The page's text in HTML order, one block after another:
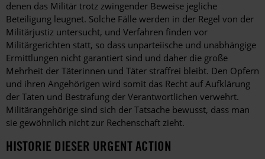
denen das Militär trotz zwingender Beweise jegliche
Beteiligung leugnet. Solche Fälle werden in der Regel von der
Militärjustiz untersucht, und Verfahren finden vor
Militärgerichten statt, so dass unparteiische und unabhängige
Ermittlungen nicht garantiert sind und daher die große
Mehrheit der Täterinnen und Täter straffrei bleibt. Den Opfern
und ihren Angehörigen wird somit das Recht auf Aufklärung
der Taten und Bestrafung der Verantwortlichen verwehrt.
Militärangehörige sind sich der Tatsache bewusst, dass man
sie gewöhnlich nicht zur Rechenschaft zieht.
HISTORIE DIESER URGENT ACTION